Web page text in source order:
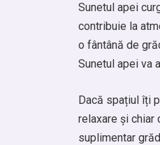
Sunetul apei
contribuie la
o fântână de
Sunetul apei va
Dacă spațiul îți
relaxare și chiar
suplimentar